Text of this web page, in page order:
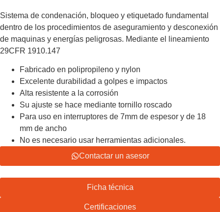
Sistema de condenación, bloqueo y etiquetado fundamental
dentro de los procedimientos de aseguramiento y desconexión
de maquinas y energías peligrosas. Mediante el lineamiento
29CFR 1910.147
Fabricado en polipropileno y nylon
Excelente durabilidad a golpes e impactos
Alta resistente a la corrosión
Su ajuste se hace mediante tornillo roscado
Para uso en interruptores de 7mm de espesor y de 18
mm de ancho
No es necesario usar herramientas adicionales.
Contactar un asesor
Ficha técnica
Certificaciones